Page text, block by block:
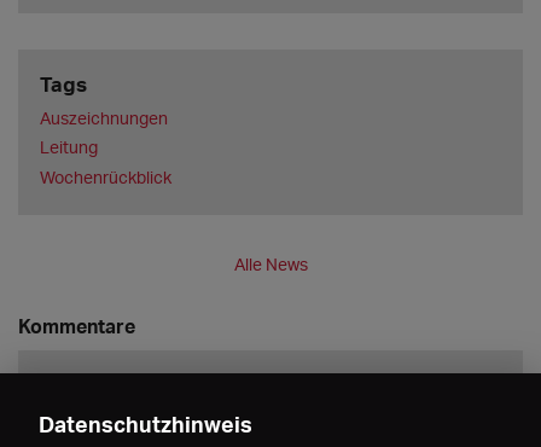
Tags
Auszeichnungen
Leitung
Wochenrückblick
Alle News
Kommentare
Datenschutzhinweis